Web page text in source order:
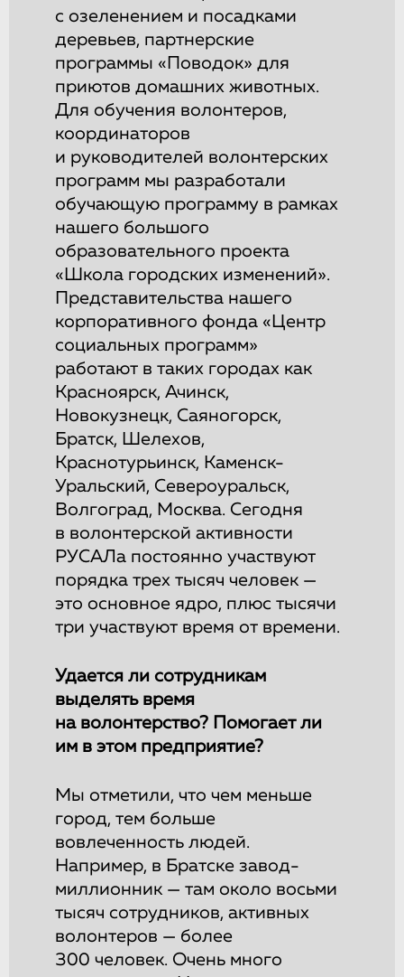
с озеленением и посадками
деревьев, партнерские
программы «Поводок» для
приютов домашних животных.
Для обучения волонтеров,
координаторов
и руководителей волонтерских
программ мы разработали
обучающую программу в рамках
нашего большого
образовательного проекта
«Школа городских изменений».
Представительства нашего
корпоративного фонда «Центр
социальных программ»
работают в таких городах как
Красноярск, Ачинск,
Новокузнецк, Саяногорск,
Братск, Шелехов,
Краснотурьинск, Каменск-
Уральский, Североуральск,
Волгоград, Москва. Сегодня
в волонтерской активности
РУСАЛа постоянно участвуют
порядка трех тысяч человек —
это основное ядро, плюс тысячи
три участвуют время от времени.
Удается ли сотрудникам
выделять время
на волонтерство? Помогает ли
им в этом предприятие?
Мы отметили, что чем меньше
город, тем больше
вовлеченность людей.
Например, в Братске завод-
миллионник — там около восьми
тысяч сотрудников, активных
волонтеров — более
300 человек. Очень много